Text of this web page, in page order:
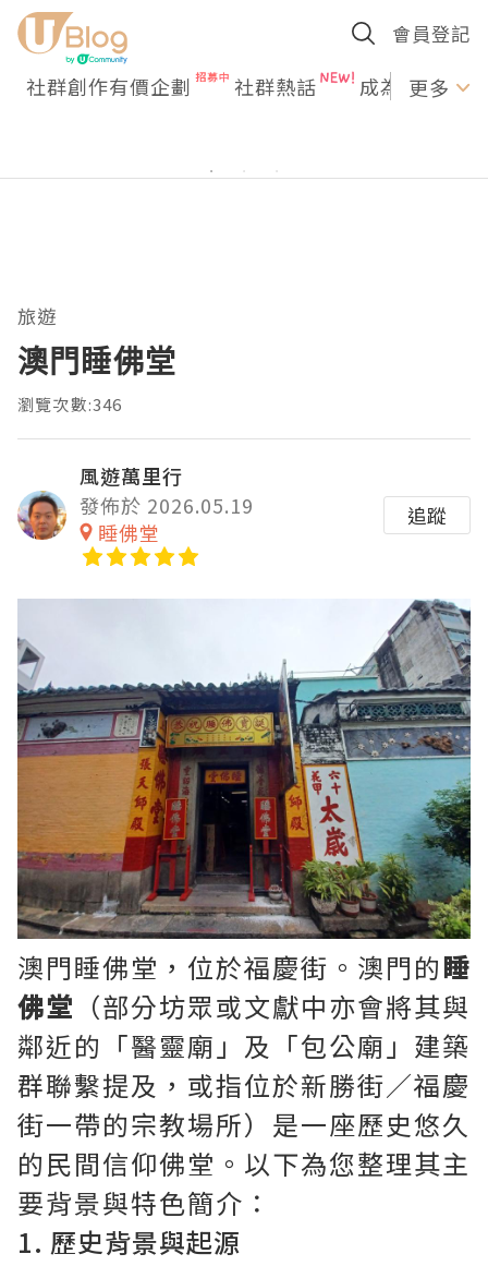
會員登記
社群創作有價企劃 社群熱話 成為U更多
旅遊
澳門睡佛堂
瀏覽次數:346
風遊萬里行
發佈於 2026.05.19
睡佛堂
追蹤
澳門睡佛堂，位於福慶街。澳門的睡
佛堂 （部分坊眾或文獻中亦會將其與
鄰近的「醫靈廟」及「包公廟」建築
群聯繫提及，或指位於新勝街／福慶
街一帶的宗教場所）是一座歷史悠久
的民間信仰佛堂。以下為您整理其主
要背景與特色簡介：
1. 歷史背景與起源